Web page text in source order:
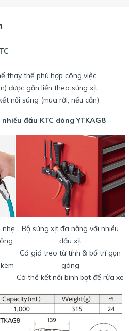
thay thế phù hợp công việc
được gắn liền theo súng xịt
nối súng (mua rời, nếu cần).
đầu KTC dòng YTKAG8:
nhẹ
Bộ súng xịt đa năng với nhiều
đầu xịt
Có giá treo từ tính & bố trí gọn
gàng
Có thể kết nối bình bọt để rửa xe